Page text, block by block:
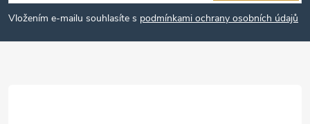
p
a
Vložením e-mailu souhlasíte s podmínkami ochrany osobních údajů